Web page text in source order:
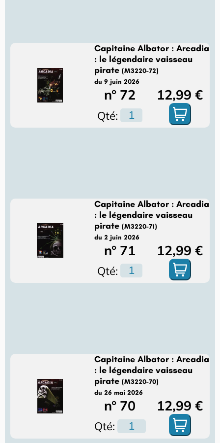
Capitaine Albator : Arcadia
: le légendaire vaisseau
pirate(M3220-72)
du 9 juin 2026
n° 72 12,99 €
Qté:
Capitaine Albator : Arcadia
: le légendaire vaisseau
pirate(M3220-71)
du 2 juin 2026
n° 71 12,99 €
Qté:
Capitaine Albator : Arcadia
: le légendaire vaisseau
pirate(M3220-70)
du 26 mai 2026
n° 70 12,99 €
Qté: